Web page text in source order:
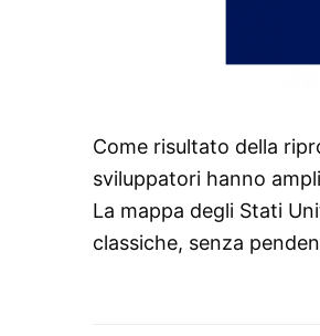
Come risultato della
sviluppatori hanno
La mappa degli Stati
classiche, senza